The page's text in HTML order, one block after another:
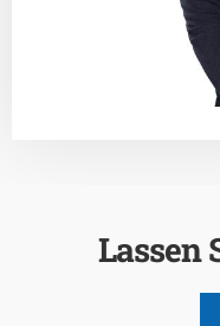
Lassen